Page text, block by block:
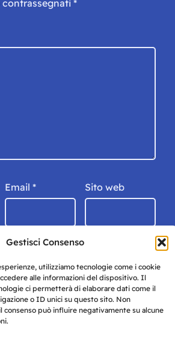
Gestisci Consenso
utilizziamo tecnologie come i cookie
alle informazioni del dispositivo. Il
ci permetterà di elaborare dati come il
o ID unici su questo sito. Non
consenso può influire negativamente su alcune
*
Email * Sito web